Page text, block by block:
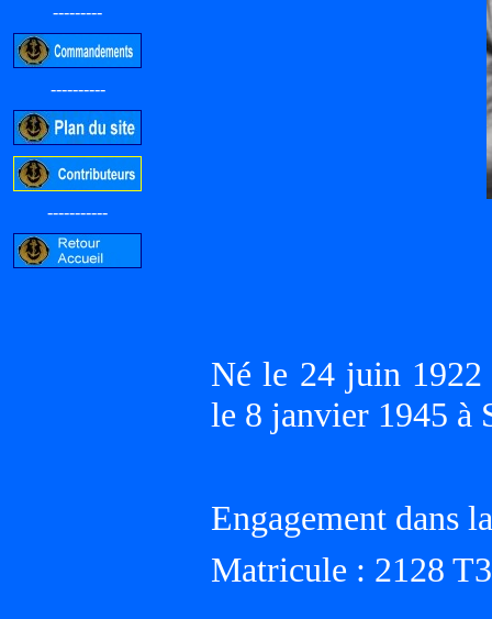
---------
----------
-----------
Né le 24 juin
le 8 janvier 1945 à
Engagement dans
Matricule : 2128